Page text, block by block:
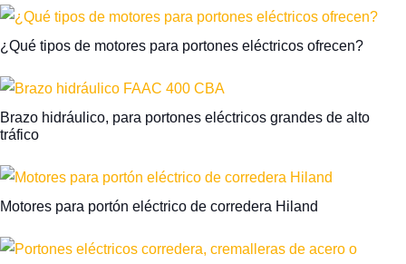
¿Qué tipos de motores para portones eléctricos ofrecen?
Brazo hidráulico, para portones eléctricos grandes de alto
tráfico
Motores para portón eléctrico de corredera Hiland